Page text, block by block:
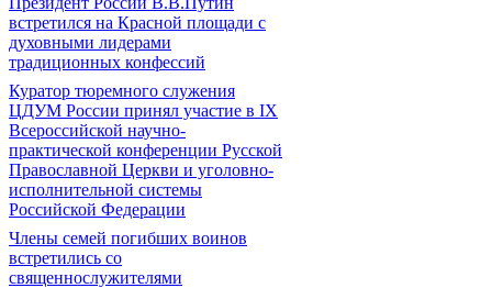
встретился на Красной площади с
духовными лидерами
традиционных конфессий
Куратор тюремного служения
ЦДУМ России принял участие в IX
Всероссийской научно-
практической конференции Русской
Православной Церкви и уголовно-
исполнительной системы
Российской Федерации
Члены семей погибших воинов
встретились со
священнослужителями